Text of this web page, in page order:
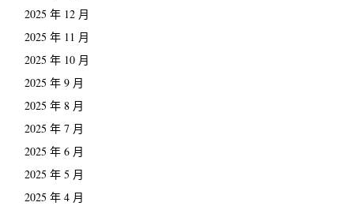
2025 年 12 月
2025 年 11 月
2025 年 10 月
2025 年 9 月
2025 年 8 月
2025 年 7 月
2025 年 6 月
2025 年 5 月
2025 年 4 月